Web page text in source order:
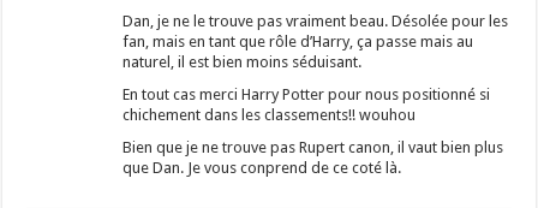
Dan, je ne le trouve pas vraiment beau. Désolée pour les
fan, mais en tant que rôle d’Harry, ça passe mais au
naturel, il est bien moins séduisant.
En tout cas merci Harry Potter pour nous positionné si
chichement dans les classements!! wouhou
Bien que je ne trouve pas Rupert canon, il vaut bien plus
que Dan. Je vous conprend de ce coté là.